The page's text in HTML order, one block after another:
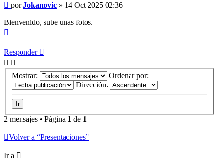
Mensaje
porJokanovic » 14 Oct 2025 02:36
Bienvenido, sube unas fotos.
Responder
Mostrar:
Ordenar por:
Dirección:
2 mensajes • Página 1 de 1
Volver a “Presentaciones”
Ir a